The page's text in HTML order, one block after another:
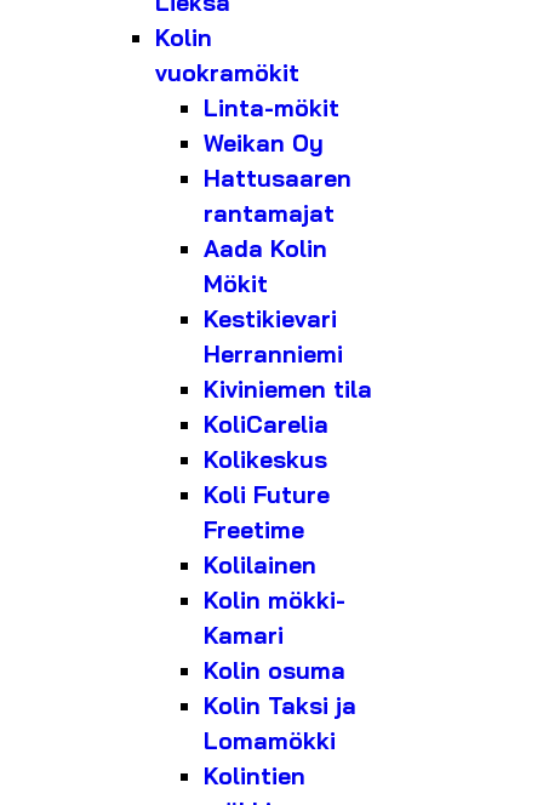
Kolin
vuokramökit
Linta-mökit
Weikan Oy
Hattusaaren
rantamajat
Aada Kolin
Mökit
Kestikievari
Herranniemi
Kiviniemen tila
KoliCarelia
Kolikeskus
Koli Future
Freetime
Kolilainen
Kolin mökki-
Kamari
Kolin osuma
Kolin Taksi ja
Lomamökki
Kolintien